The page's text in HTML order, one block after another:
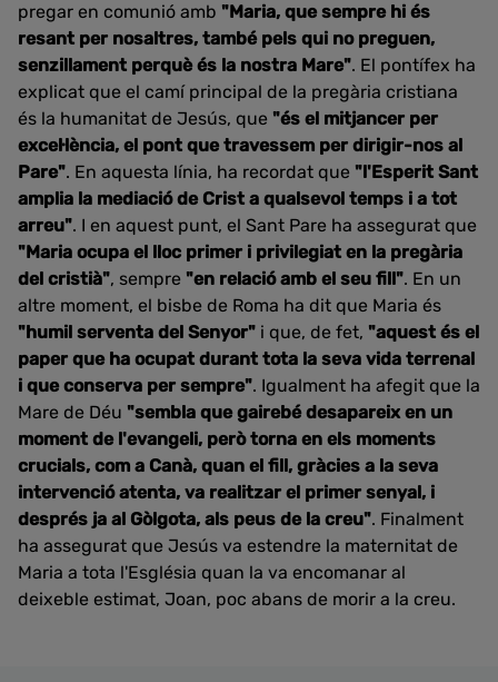
pregar en comunió amb "Maria, que sempre hi és
resant per nosaltres, també pels qui no preguen,
senzillament perquè és la nostra Mare". El pontífex ha
explicat que el camí principal de la pregària cristiana
és la humanitat de Jesús, que "és el mitjancer per
excel·lència, el pont que travessem per dirigir-nos al
Pare". En aquesta línia, ha recordat que "l'Esperit Sant
amplia la mediació de Crist a qualsevol temps i a tot
arreu". I en aquest punt, el Sant Pare ha assegurat que
"Maria ocupa el lloc primer i privilegiat en la pregària
del cristià", sempre "en relació amb el seu fill". En un
altre moment, el bisbe de Roma ha dit que Maria és
"humil serventa del Senyor" i que, de fet, "aquest és el
paper que ha ocupat durant tota la seva vida terrenal
i que conserva per sempre". Igualment ha afegit que la
Mare de Déu "sembla que gairebé desapareix en un
moment de l'evangeli, però torna en els moments
crucials, com a Canà, quan el fill, gràcies a la seva
intervenció atenta, va realitzar el primer senyal, i
després ja al Gòlgota, als peus de la creu". Finalment
ha assegurat que Jesús va estendre la maternitat de
Maria a tota l'Església quan la va encomanar al
deixeble estimat, Joan, poc abans de morir a la creu.